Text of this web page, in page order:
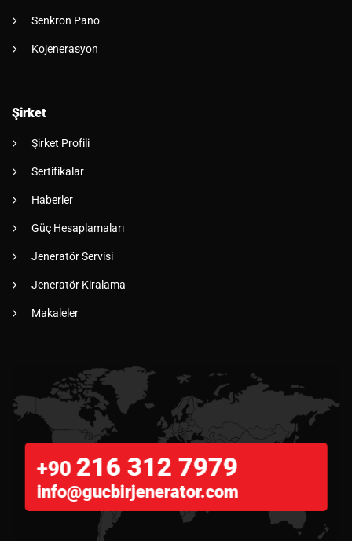
Senkron Pano
Kojenerasyon
Şirket
Şirket Profili
Sertifikalar
Haberler
Güç Hesaplamaları
Jeneratör Servisi
Jeneratör Kiralama
Makaleler
+90 216 312 7979
info@gucbirjenerator.com